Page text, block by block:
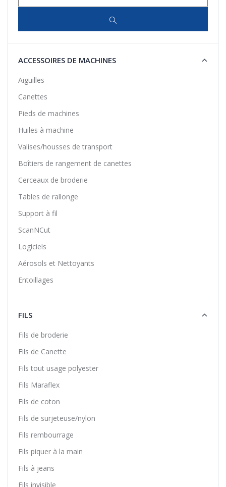
ACCESSOIRES DE MACHINES
Aiguilles
Canettes
Pieds de machines
Huiles à machine
Valises/housses de transport
Boîtiers de rangement de canettes
Cerceaux de broderie
Tables de rallonge
Support à fil
ScanNCut
Logiciels
Aérosols et Nettoyants
Entoillages
FILS
Fils de broderie
Fils de Canette
Fils tout usage polyester
Fils Maraflex
Fils de coton
Fils de surjeteuse/nylon
Fils rembourrage
Fils piquer à la main
Fils à jeans
Fils invisible